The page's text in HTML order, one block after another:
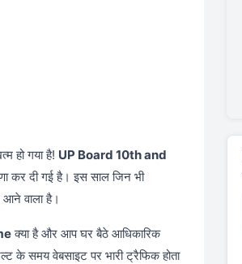
हो गया है! UP Board 10th and
कर दी गई है। इस साल जिन भी
आने वाला है।
क्या है और आप घर बैठे आधिकारिक
समय वेबसाइट पर भारी ट्रैफिक होता